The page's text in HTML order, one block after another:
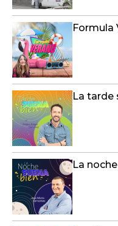
Formula
La tarde
La